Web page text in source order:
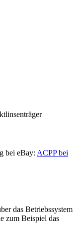
bei eBay: ACPP bei
das Betriebssystem
zum Beispiel das